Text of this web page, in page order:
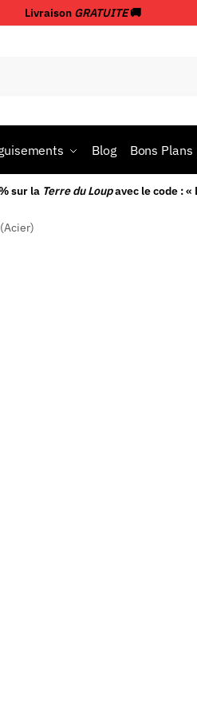
Livraison GRATUITE🚚
Blog Bons Plans
sur la Terre du Loupavec le code : «